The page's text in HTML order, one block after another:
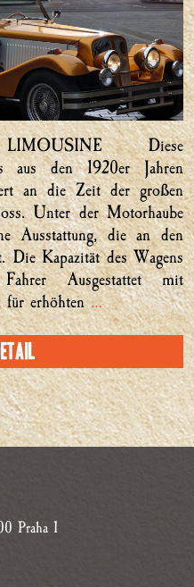
LIMOUSINE Diese
den 1920er Jahren
an die Zeit der großen
Unter der Motorhaube
Ausstattung, die an den
Die Kapazität des Wagens
Ausgestattet mit
für erhöhten…
Praha 1